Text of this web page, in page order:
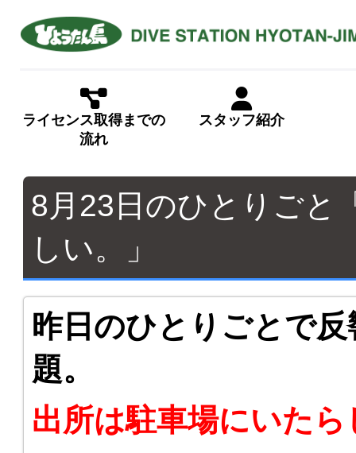
ライセンス取得までの
流れ
スタッフ紹介
8月23日のひとりごと
しい。」
昨日のひとりごとで
題。
出所は駐車場にいた